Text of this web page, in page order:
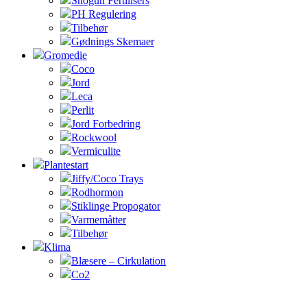
PH Regulering
Tilbehør
Gødnings Skemaer
Gromedie
Coco
Jord
Leca
Perlit
Jord Forbedring
Rockwool
Vermiculite
Plantestart
Jiffy/Coco Trays
Rodhormon
Stiklinge Propogator
Varmemåtter
Tilbehør
Klima
Blæsere – Cirkulation
Co2